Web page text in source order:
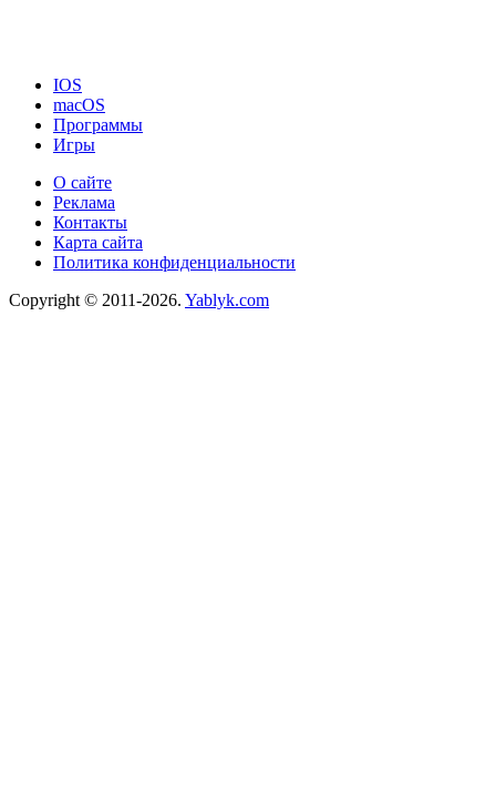
IOS
macOS
Программы
Игры
О сайте
Реклама
Контакты
Карта сайта
Политика конфиденциальности
Copyright © 2011-2026. Yablyk.сom